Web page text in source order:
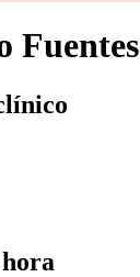
Fuentes